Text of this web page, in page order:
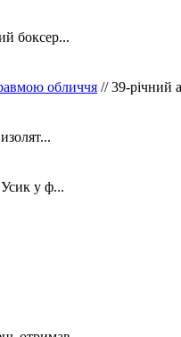
боксер...
обличчя // 39-річний
у ф...